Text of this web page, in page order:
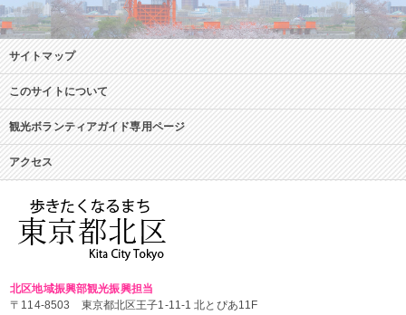
サイトマップ
このサイトについて
観光ボランティアガイド専用ページ
アクセス
北区地域振興部観光振興担当
〒114-8503 東京都北区王子1-11-1 北とぴあ11F